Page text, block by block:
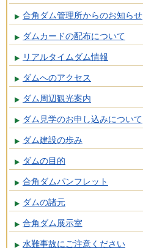
合角ダム管理所からのお知らせ
ダムカードの配布について
リアルタイムダム情報
ダムへのアクセス
ダム周辺観光案内
ダム見学のお申し込みについて
ダム建設の歩み
ダムの目的
合角ダムパンフレット
ダムの諸元
合角ダム展示室
水難事故にご注意ください